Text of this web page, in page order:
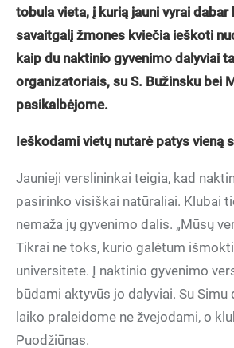
tobula vieta, į kurią jauni vyrai dabar
savaitgalį žmones kviečia ieškoti
kaip du naktinio gyvenimo dalyviai
organizatoriais, su S. Bužinsku bei
pasikalbėjome.
Ieškodami vietų nutarė patys vieną
Jaunieji verslininkai teigia, kad
pasirinko visiškai natūraliai. Klubai
nemaža jų gyvenimo dalis. „Mūsų
Tikrai ne toks, kurio galėtum
universitete. Į naktinio gyvenimo
būdami aktyvūs jo dalyviai. Su Simu
laiko praleidome ne žvejodami, o
Puodžiūnas.